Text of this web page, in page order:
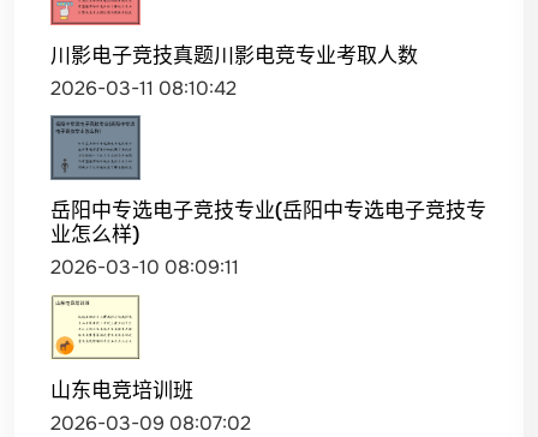
川影电子竞技真题川影电竞专业考取人数
2026-03-11 08:10:42
岳阳中专选电子竞技专业(岳阳中专选电子竞技专
业怎么样)
2026-03-10 08:09:11
山东电竞培训班
2026-03-09 08:07:02